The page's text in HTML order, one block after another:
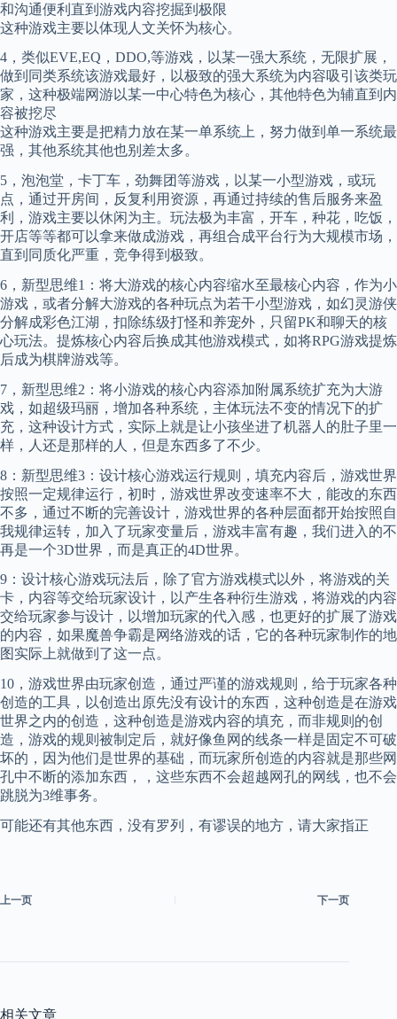
和沟通便利直到游戏内容挖掘到极限
这种游戏主要以体现人文关怀为核心。
4，类似EVE,EQ，DDO,等游戏，以某一强大系统，无限扩展，
做到同类系统该游戏最好，以极致的强大系统为内容吸引该类玩
家，这种极端网游以某一中心特色为核心，其他特色为辅直到内
容被挖尽
这种游戏主要是把精力放在某一单系统上，努力做到单一系统最
强，其他系统其他也别差太多。
5，泡泡堂，卡丁车，劲舞团等游戏，以某一小型游戏，或玩
点，通过开房间，反复利用资源，再通过持续的售后服务来盈
利，游戏主要以休闲为主。玩法极为丰富，开车，种花，吃饭，
开店等等都可以拿来做成游戏，再组合成平台行为大规模市场，
直到同质化严重，竞争得到极致。
6，新型思维1：将大游戏的核心内容缩水至最核心内容，作为小
游戏，或者分解大游戏的各种玩点为若干小型游戏，如幻灵游侠
分解成彩色江湖，扣除练级打怪和养宠外，只留PK和聊天的核
心玩法。提炼核心内容后换成其他游戏模式，如将RPG游戏提炼
后成为棋牌游戏等。
7，新型思维2：将小游戏的核心内容添加附属系统扩充为大游
戏，如超级玛丽，增加各种系统，主体玩法不变的情况下的扩
充，这种设计方式，实际上就是让小孩坐进了机器人的肚子里一
样，人还是那样的人，但是东西多了不少。
8：新型思维3：设计核心游戏运行规则，填充内容后，游戏世界
按照一定规律运行，初时，游戏世界改变速率不大，能改的东西
不多，通过不断的完善设计，游戏世界的各种层面都开始按照自
我规律运转，加入了玩家变量后，游戏丰富有趣，我们进入的不
再是一个3D世界，而是真正的4D世界。
9：设计核心游戏玩法后，除了官方游戏模式以外，将游戏的关
卡，内容等交给玩家设计，以产生各种衍生游戏，将游戏的内容
交给玩家参与设计，以增加玩家的代入感，也更好的扩展了游戏
的内容，如果魔兽争霸是网络游戏的话，它的各种玩家制作的地
图实际上就做到了这一点。
10，游戏世界由玩家创造，通过严谨的游戏规则，给于玩家各种
创造的工具，以创造出原先没有设计的东西，这种创造是在游戏
世界之内的创造，这种创造是游戏内容的填充，而非规则的创
造，游戏的规则被制定后，就好像鱼网的线条一样是固定不可破
坏的，因为他们是世界的基础，而玩家所创造的内容就是那些网
孔中不断的添加东西，，这些东西不会超越网孔的网线，也不会
跳脱为3维事务。
可能还有其他东西，没有罗列，有谬误的地方，请大家指正
上一页 下一页
相关文章